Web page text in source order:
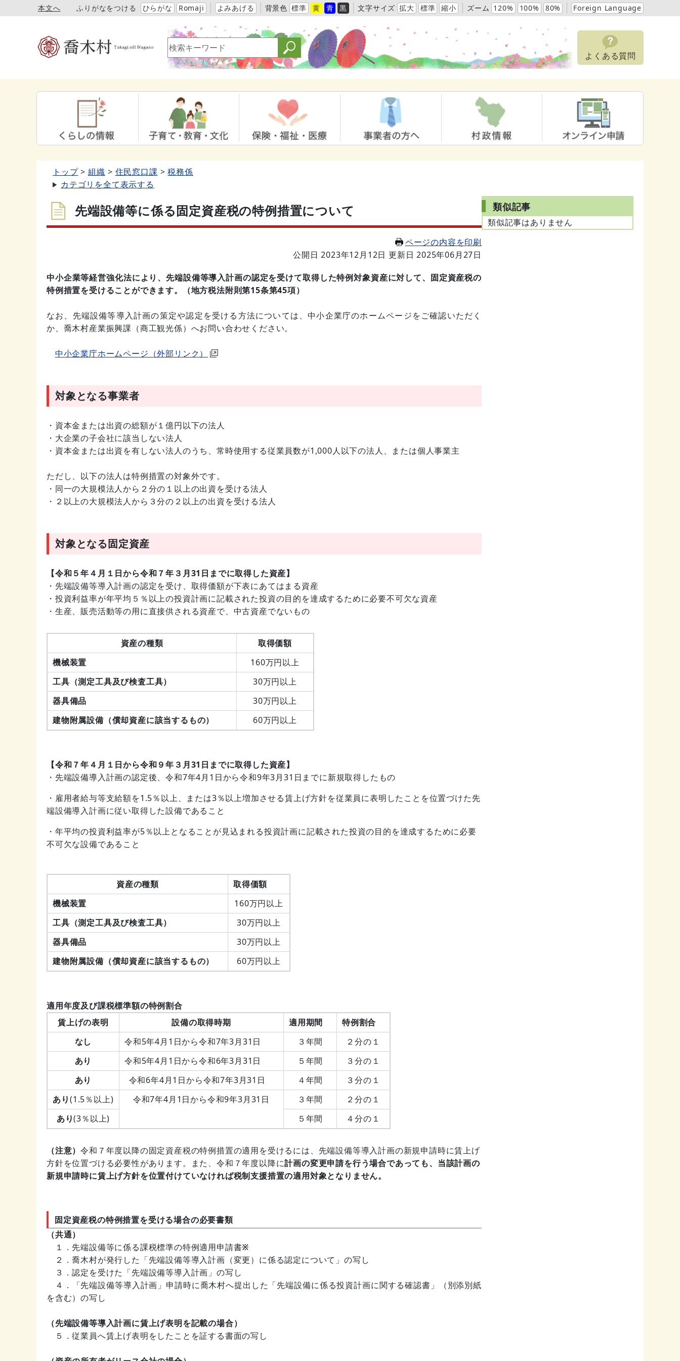
本文へ ふりがなをつける ひらがな Romaji よみあげる 背景色 標準 黄 青 黒 文字サイズ 拡大 標準 縮小 ズーム 120% 100% 80% Foreign Language
よくある質問
トップ 組織 住民窓口課
税務係
カテゴリを全て表示する
先端設備等に係る固定資産税の特例措置について
ページの内容を印刷
公開日 2023年12月12日 更新日 2025年06月27日
中小企業等経営強化法により、先端設備等導入計画の認定を受けて取得した特例対象資産に対して、固定資産税の
特例措置を受けることができます。（地方税法附則第15条第45項）
なお、先端設備等導入計画の策定や認定を受ける方法については、中小企業庁のホームページをご確認いただく
か、喬木村産業振興課（商工観光係）へお問い合わせください。
中小企業庁ホームページ（外部リンク）
対象となる事業者
・資本金または出資の総額が１億円以下の法人
・大企業の子会社に該当しない法人
・資本金または出資を有しない法人のうち、常時使用する従業員数が1,000人以下の法人、または個人事業主
ただし、以下の法人は特例措置の対象外です。
・同一の大規模法人から２分の１以上の出資を受ける法人
・２以上の大規模法人から３分の２以上の出資を受ける法人
対象となる固定資産
【令和５年４月１日から令和７年３月31日までに取得した資産】
・先端設備等導入計画の認定を受け、取得価額が下表にあてはまる資産
・投資利益率が年平均５％以上の投資計画に記載された投資の目的を達成するために必要不可欠な資産
・生産、販売活動等の用に直接供される資産で、中古資産でないもの
資産の種類
取得価額
機械装置
160万円以上
工具（測定工具及び検査工具）
30万円以上
器具備品
30万円以上
建物附属設備（償却資産に該当するもの）
60万円以上
【令和７年４月１日から令和９年３月31日までに取得した資産】
・先端設備導入計画の認定後、令和7年4月1日から令和9年3月31日までに新規取得したもの
・雇用者給与等支給額を1.5％以上、または3％以上増加させる賃上げ方針を従業員に表明したことを位置づけた先
端設備導入計画に従い取得した設備であること
・年平均の投資利益率が5％以上となることが見込まれる投資計画に記載された投資の目的を達成するために必要
不可欠な設備であること
資産の種類
取得価額
機械装置
160万円以上
工具（測定工具及び検査工具）
30万円以上
器具備品
30万円以上
建物附属設備（償却資産に該当するもの）
60万円以上
適用年度及び課税標準額の特例割合
賃上げの表明
設備の取得時期 適用期間
特例割合
なし
令和5年4月1日から令和7年3月31日 ３年間
２分の１
あり
令和5年4月1日から令和6年3月31日 ５年間
３分の１
あり
令和6年4月1日から令和7年3月31日 ４年間
３分の１
あり(1.5％以上) 令和7年4月1日から令和9年3月31日 ３年間
２分の１
あり(3％以上) ５年間 ４分の１
（注意）令和７年度以降の固定資産税の特例措置の適用を受けるには、先端設備等導入計画の新規申請時に賃上げ
方針を位置づける必要性があります。また、令和７年度以降に計画の変更申請を行う場合であっても、当該計画の
新規申請時に賃上げ方針を位置付けていなければ税制支援措置の適用対象となりません。
固定資産税の特例措置を受ける場合の必要書類
（共通）
１．先端設備等に係る課税標準の特例適用申請書※
２．喬木村が発行した「先端設備等導入計画（変更）に係る認定について」の写し
３．認定を受けた「先端設備等導入計画」の写し
４．「先端設備等導入計画」申請時に喬木村へ提出した「先端設備に係る投資計画に関する確認書」（別添別紙
を含む）の写し
（先端設備等導入計画に賃上げ表明を記載の場合）
５．従業員へ賃上げ表明をしたことを証する書面の写し
類似記事
類似記事はありません